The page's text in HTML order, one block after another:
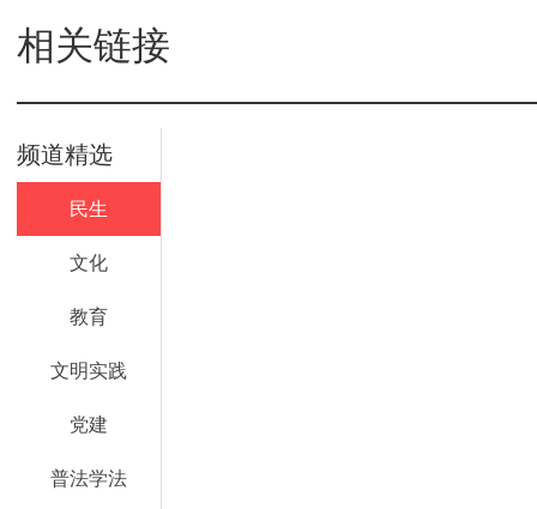
相关链接
频道精选
民生
文化
教育
文明实践
党建
普法学法